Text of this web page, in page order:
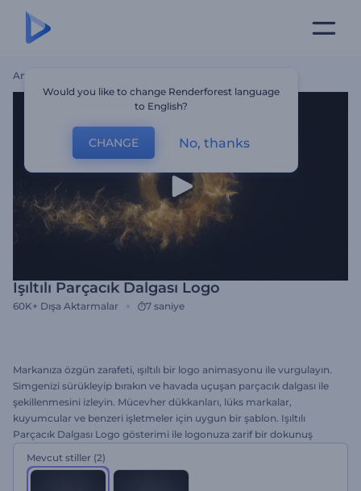
Ana Sayfa
Işıltılı Parçacık Dalgası Logo
60K+ Dışa Aktarmalar 7 saniye
Markanıza özgün zarafeti, ışıltılı bir logo animasyonu ile vurgulayın.
Simgenizi sürükleyip bırakın ve havada uçuşan parçacık dalgası ile
şekillenmesini izleyin. Mücevher dükkanları, lüks markalar,
kuyumcular ve benzeri işletmeler için uygun bir şablon. Işıltılı
Parçacık Dalgası Logo gösterimi ile logonuza zarif bir dokunuş
Mevcut stiller (2)
Would you like to change Renderforest language
to English?
CHANGE No, thanks